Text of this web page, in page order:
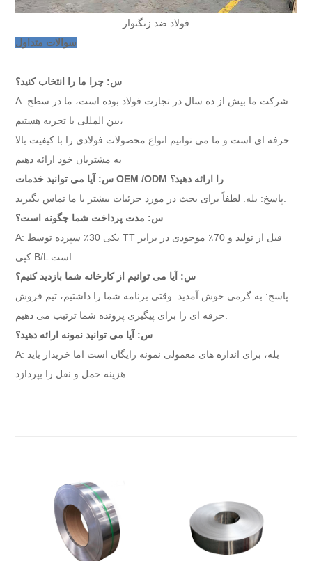
فولاد ضد زنگنوار
سوالات متداول
س: چرا ما را انتخاب کنید؟
A: شرکت ما بیش از ده سال در تجارت فولاد بوده است، ما در سطح
بین المللی با تجربه هستیم،
حرفه ای است و ما می توانیم انواع محصولات فولادی را با کیفیت بالا
به مشتریان خود ارائه دهیم
س: آیا می توانید خدمات OEM /ODM را ارائه دهید؟
س: مدت پرداخت شما چگونه است؟
A: یکی 30٪ سپرده توسط TT قبل از تولید و 70٪ موجودی در برابر
س: آیا می توانیم از کارخانه شما بازدید کنیم؟
پاسخ: به گرمی خوش آمدید. وقتی برنامه شما را داشتیم، تیم فروش
س: آیا می توانید نمونه ارائه دهید؟
A: بله، برای اندازه های معمولی نمونه رایگان است اما خریدار باید